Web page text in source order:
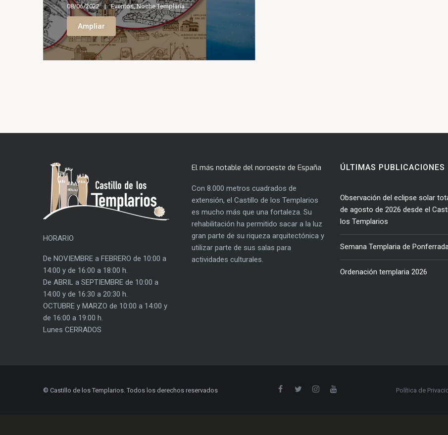
08/06/2022 Eventos,Noche Templaria
Ampliar
HORARIO
De NOVIEMBRE a FEBRERO de 10:00 a
14:00 y de 16:00 a 18:00 h.
De ABRIL a SEPTIEMBRE de 10:00 a
14:00 y de 16:30 a 20:30 h.
OCTUBRE y MARZO de 10:00 a 14:00 y
de 16:00 a 19:00 h.
Lunes CERRADOS
El más notable del noroeste de España
Con 8.000 metros cuadrados de
extensión, el Castillo de los Templarios
es mucho más que una fortaleza. Su
rehabilitación ha permitido sacar a la luz
gran parte de su riqueza arquitectónica y
utilizar parte de sus salas para
actividades culturales.
ÚLTIMAS PUBLICACIONES
Observación del eclipse solar
de agosto de 2026 desde el
los Templarios
Semana Templaria de
Ordenación templaria 2026
© Castillo de los Templarios. Todos los derechos reservados Política de